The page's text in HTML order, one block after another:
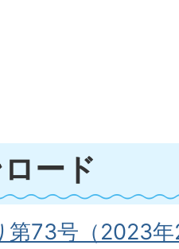
ード
第73号（2023